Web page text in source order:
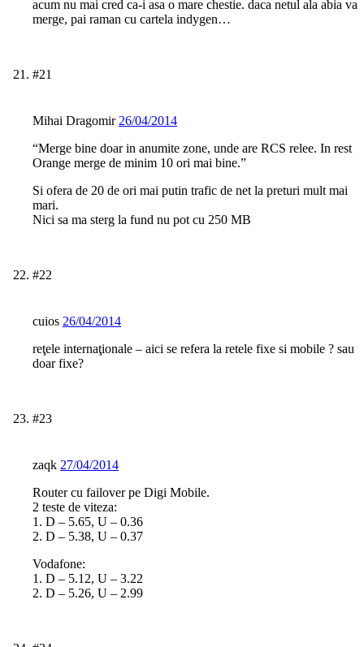
acum nu mai cred ca-i asa o mare chestie. daca netul ala abia va
merge, pai raman cu cartela indygen…
#21
Mihai Dragomir 26/04/2014
“Merge bine doar in anumite zone, unde are RCS relee. In rest
Orange merge de minim 10 ori mai bine.”
Si ofera de 20 de ori mai putin trafic de net la preturi mult mai
mari.
Nici sa ma sterg la fund nu pot cu 250 MB
#22
cuios 26/04/2014
reţele internaţionale – aici se refera la retele fixe si mobile ? sau
doar fixe?
#23
zaqk 27/04/2014
Router cu failover pe Digi Mobile.
2 teste de viteza:
1. D – 5.65, U – 0.36
2. D – 5.38, U – 0.37
Vodafone:
1. D – 5.12, U – 3.22
2. D – 5.26, U – 2.99